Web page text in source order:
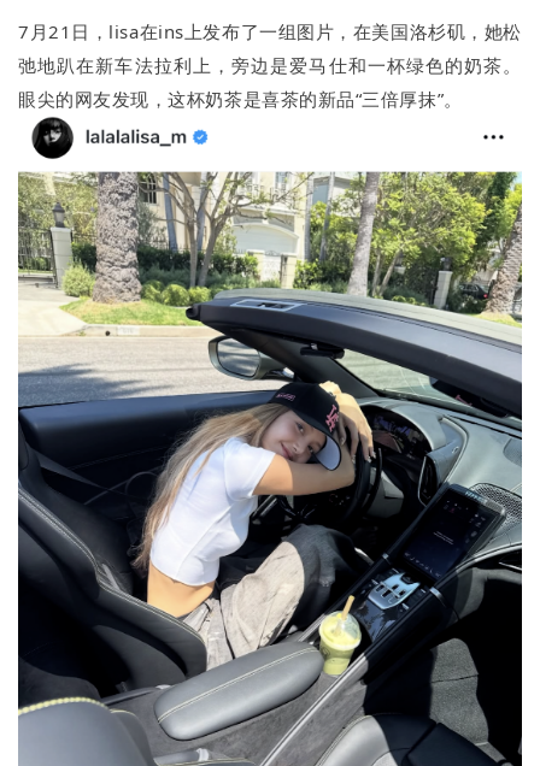
7月21日，lisa在ins上发布了一组图片，在美国洛杉矶，她松
弛地趴在新车法拉利上，旁边是爱马仕和一杯绿色的奶茶。
眼尖的网友发现，这杯奶茶是喜茶的新品“三倍厚抹”。